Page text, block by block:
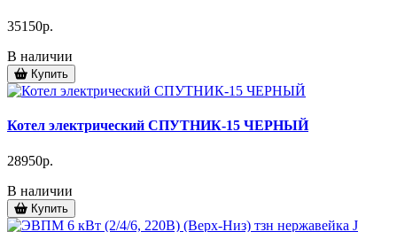
35150р.
В наличии
Купить
Котел электрический СПУТНИК-15 ЧЕРНЫЙ
28950р.
В наличии
Купить